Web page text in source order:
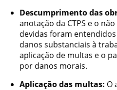
Descumprimento das
anotação da CTPS e o
devidas foram
danos substanciais à
aplicação de multas e o
por danos morais.
Aplicação das multas: O